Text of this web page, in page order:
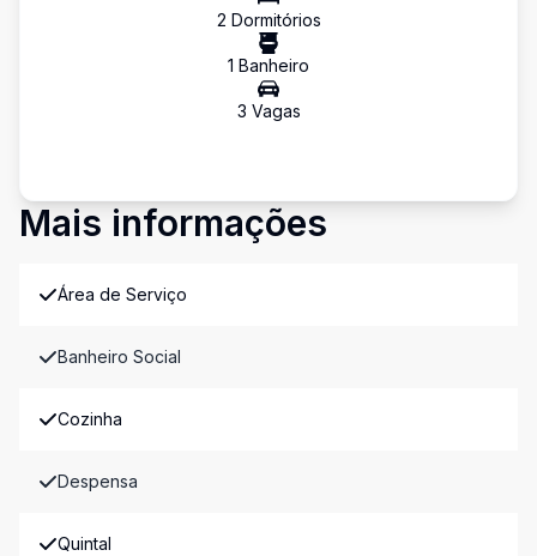
2 Dormitórios
1 Banheiro
3 Vagas
Mais informações
Área de Serviço
Banheiro Social
Cozinha
Despensa
Quintal